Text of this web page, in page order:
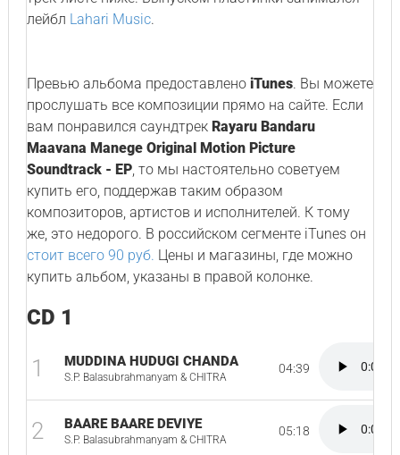
лейбл Lahari Music.
Превью альбома предоставлено iTunes. Вы можете
прослушать все композиции прямо на сайте. Если
вам понравился саундтрек Rayaru Bandaru
Maavana Manege Original Motion Picture
Soundtrack - EP, то мы настоятельно советуем
купить его, поддержав таким образом
композиторов, артистов и исполнителей. К тому
же, это недорого. В российском сегменте iTunes он
стоит всего 90 руб. Цены и магазины, где можно
купить альбом, указаны в правой колонке.
CD 1
1 MUDDINA HUDUGI CHANDA
S.P. Balasubrahmanyam & CHITRA
04:39
2 BAARE BAARE DEVIYE
S.P. Balasubrahmanyam & CHITRA
05:18